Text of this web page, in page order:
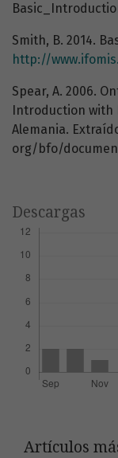
Smith, B. 2014.
http://
Spear, A. 2006.
Introduction with
Alemania.
org/bfo/
Descargas
Artículos